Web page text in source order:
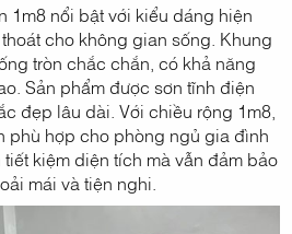
1m8 nổi bật với kiểu dáng hiện
cho không gian sống. Khung
tròn chắc chắn, có khả năng
Sản phẩm được sơn tĩnh điện
đẹp lâu dài. Với chiều rộng 1m8,
phù hợp cho phòng ngủ gia đình
kiệm diện tích mà vẫn đảm bảo
mái và tiện nghi.